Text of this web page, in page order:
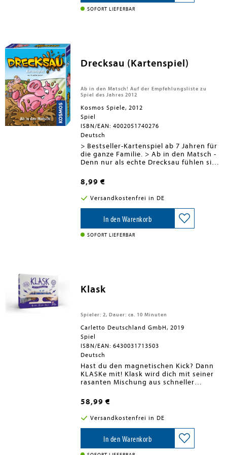
Drachenei. Schlüpft daraus ein Baby,
Jahre nach dem Erfolg von Kingdomino
(Spiel des Jahres 2017) erscheint mit
Kingdomino-Universum
SOFORT LIEFERBAR
Drecksau (Kartenspiel)
Ab in den Matsch! Auf der Empfehlungsliste zu
Spiel des Jahres 2012
Kosmos Spiele, 2012
Spiel
ISBN/EAN: 4002051740276
Deutsch
> Bestseller-Kartenspiel ab 7 Jahren für
die ganze Familie. > Ab in den Matsch -
Denn nur als echte Drecksau fühlen sich
ist garantiert! > Mit kunterbunten,
lustigen Illustrationen. > Kompaktes
Format: Ideal für unterwegs, als
Geburtstagsgeschenk und als
Mitbringsel. > Saumäßiger Spielspaß für
2-4 Kinder und Erwachsene. Ab in den
Matsch! Erst nach einem Matschbad
fühlt sich ein Schwein so richtig wohl.
8,99 €
Versandkostenfrei in DE
In den Warenkorb
SOFORT LIEFERBAR
Klask
Spieler: 2, Dauer: ca. 10 Minuten
Carletto Deutschland GmbH, 2019
Spiel
ISBN/EAN: 6430031713503
Deutsch
Hast du den magnetischen Kick? Dann
KLASKe mit! Klask wird dich mit seiner
rasanten Mischung aus schneller
sofort in seinen Bann ziehen! Bist du
bereit für wahnsinnig viel Spaß und
hast flinke Hände, aber auch taktisches
und vorausschauendes Denken? Dann
wirst du von diesem preisgekrönten,
magnetischem Zwei-Personen-Action-
Spiel nicht mehr die Hände lassen
58,99 €
Versandkostenfrei in DE
In den Warenkorb